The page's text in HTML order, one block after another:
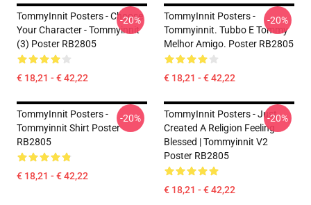
TommyInnit Posters - Choose
Your Character - Tommyinnit
(3) Poster RB2805
€ 18,21 - € 42,22
-20%
TommyInnit Posters -
Tommyinnit. Tubbo E Tommy
Melhor Amigo. Poster RB2805
€ 18,21 - € 42,22
-20%
TommyInnit Posters -
Tommyinnit Shirt Poster
RB2805
€ 18,21 - € 42,22
-20%
TommyInnit Posters - Just
Created A Religion Feeling
Blessed | Tommyinnit V2
Poster RB2805
€ 18,21 - € 42,22
-20%